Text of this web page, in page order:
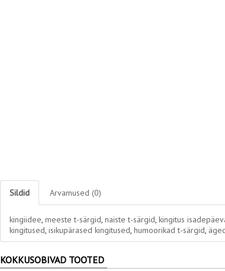
Sildid Arvamused (0)
kingiidee, meeste t-särgid, naiste t-särgid, kingitus
kingitused, isikupärased kingitused, humoorikad t-särgid,
KOKKUSOBIVAD TOOTED